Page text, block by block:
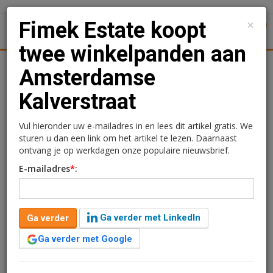
Juridisch | Fiscaal Transacties
Fimek Estate koopt twee
winkelpanden aan
Amsterdamse
Kalverstraat
Redactie
29 mei 2026 om 09:16
1 minuut leestijd
Verenigd Beheer heeft de panden aan Kalverstraat 23-
×
Fimek Estate koopt
twee winkelpanden aan
Amsterdamse
Kalverstraat
Vul hieronder uw e-mailadres in en lees dit artikel gratis. We
sturen u dan een link om het artikel te lezen. Daarnaast
ontvang je op werkdagen onze populaire nieuwsbrief.
E-mailadres*:
Ga verder
Ga verder met LinkedIn
Ga verder met Google